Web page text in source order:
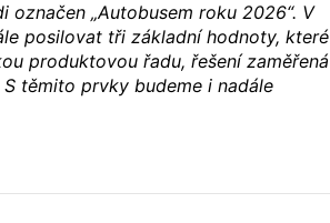
označen „Autobusem roku 2026“. V
posilovat tři základní hodnoty, které
produktovou řadu, řešení zaměřená
těmito prvky budeme i nadále